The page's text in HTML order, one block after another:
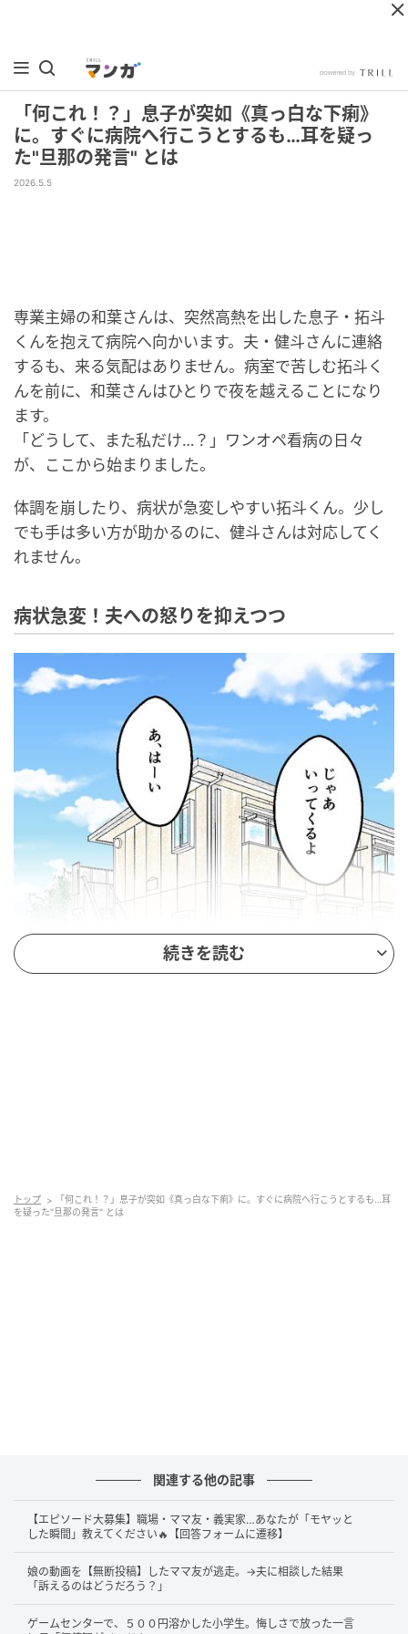
「何これ！？」息子が突如《真っ白な下痢》
に。すぐに病院へ行こうとするも…耳を疑っ
た"旦那の発言" とは
2026.5.5
専業主婦の和葉さんは、突然高熱を出した息子・拓斗
くんを抱えて病院へ向かいます。夫・健斗さんに連絡
するも、来る気配はありません。病室で苦しむ拓斗く
んを前に、和葉さんはひとりで夜を越えることになり
ます。
「どうして、また私だけ…？」ワンオペ看病の日々
が、ここから始まりました。
体調を崩したり、病状が急変しやすい拓斗くん。少し
でも手は多い方が助かるのに、健斗さんは対応してく
れません。
病状急変！夫への怒りを抑えつつ
続きを読む
トップ
「何これ！？」息子が突如《真っ白な下痢》に。すぐに病院へ行こうとするも…耳
を疑った"旦那の発言" とは
関連する他の記事
【エピソード大募集】職場・ママ友・義実家…あなたが「モヤッと
した瞬間」教えてください🔥【回答フォームに遷移】
娘の動画を【無断投稿】したママ友が逃走。→夫に相談した結果
「訴えるのはどうだろう？」
ゲームセンターで、５００円溶かした小学生。悔しさで放った一言